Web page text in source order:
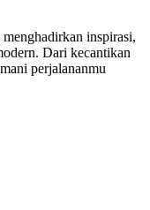
inspirasi,
Dari kecantikan
perjalananmu